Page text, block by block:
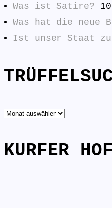
Was ist Satire?
Was hat die neue
Ist unser Staat zu
TRÜFFELSUCHE
KURFER HOF